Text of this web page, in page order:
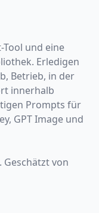
und eine
Erledigen
Betrieb, in der
innerhalb
Prompts für
GPT Image und
von